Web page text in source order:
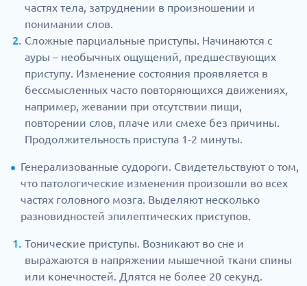
частях тела, затруднении в произношении и
понимании слов.
Сложные парциальные приступы. Начинаются с
ауры – необычных ощущений, предшествующих
приступу. Изменение состояния проявляется в
бессмысленных часто повторяющихся движениях,
например, жевании при отсутствии пищи,
повторении слов, плаче или смехе без причины.
Продолжительность приступа 1-2 минуты.
Генерализованные судороги. Свидетельствуют о том,
что патологические изменения произошли во всех
частях головного мозга. Выделяют несколько
разновидностей эпилептических приступов.
Тонические приступы. Возникают во сне и
выражаются в напряжении мышечной ткани спины
или конечностей. Длятся не более 20 секунд.